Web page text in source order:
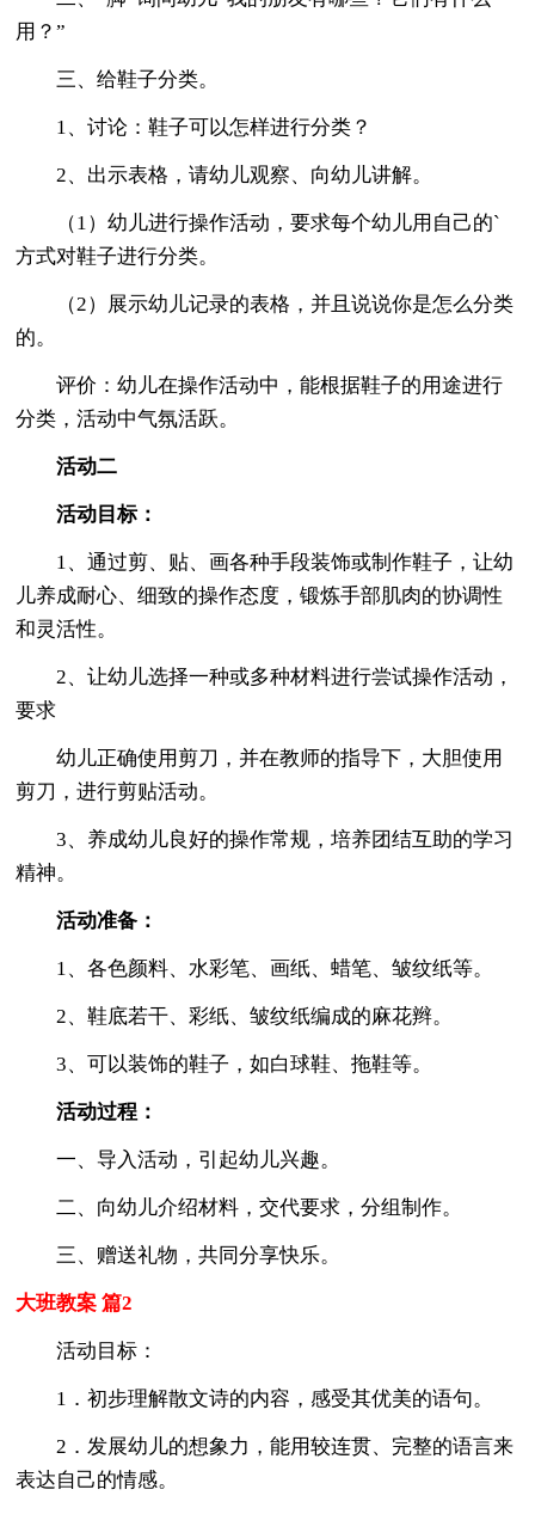
用？”
三、给鞋子分类。
1、讨论：鞋子可以怎样进行分类？
2、出示表格，请幼儿观察、向幼儿讲解。
（1）幼儿进行操作活动，要求每个幼儿用自己的`
方式对鞋子进行分类。
（2）展示幼儿记录的表格，并且说说你是怎么分类
的。
评价：幼儿在操作活动中，能根据鞋子的用途进行
分类，活动中气氛活跃。
活动二
活动目标：
1、通过剪、贴、画各种手段装饰或制作鞋子，让幼
儿养成耐心、细致的操作态度，锻炼手部肌肉的协调性
和灵活性。
2、让幼儿选择一种或多种材料进行尝试操作活动，
要求
幼儿正确使用剪刀，并在教师的指导下，大胆使用
剪刀，进行剪贴活动。
3、养成幼儿良好的操作常规，培养团结互助的学习
精神。
活动准备：
1、各色颜料、水彩笔、画纸、蜡笔、皱纹纸等。
2、鞋底若干、彩纸、皱纹纸编成的麻花辫。
3、可以装饰的鞋子，如白球鞋、拖鞋等。
活动过程：
一、导入活动，引起幼儿兴趣。
二、向幼儿介绍材料，交代要求，分组制作。
三、赠送礼物，共同分享快乐。
大班教案 篇2
活动目标：
1．初步理解散文诗的内容，感受其优美的语句。
2．发展幼儿的想象力，能用较连贯、完整的语言来
表达自己的情感。